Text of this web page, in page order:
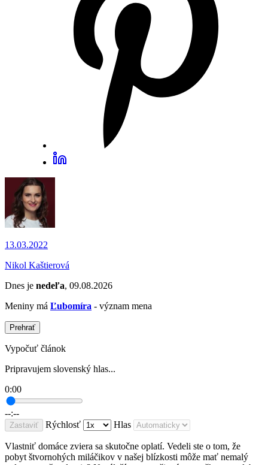
13.03.2022
Nikol Kaštierová
Dnes je nedeľa, 09.08.2026
Meniny má Ľubomíra - význam mena
Prehrať
Vypočuť článok
Pripravujem slovenský hlas...
0:00
--:--
Zastaviť Rýchlosť Hlas
Vlastniť domáce zviera sa skutočne oplatí. Vedeli ste o tom, že
pobyt štvornohých miláčikov v našej blízkosti môže mať nemalý